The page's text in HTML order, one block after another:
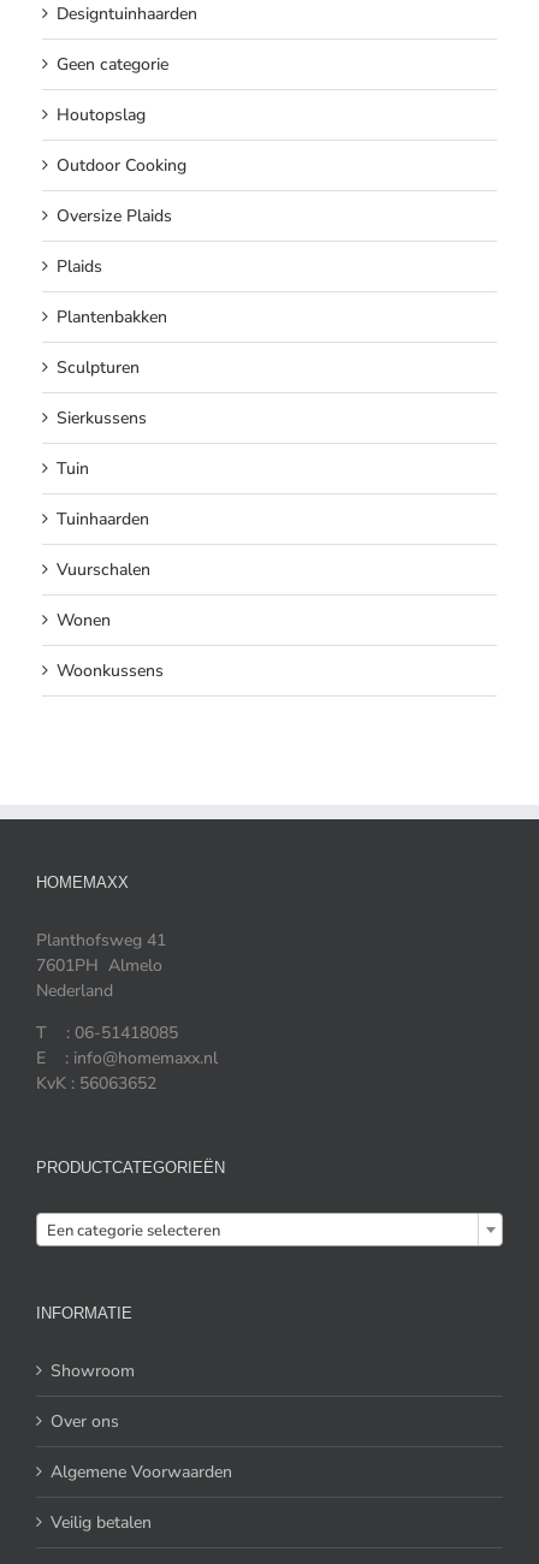
Designtuinhaarden
Geen categorie
Houtopslag
Outdoor Cooking
Oversize Plaids
Plaids
Plantenbakken
Sculpturen
Sierkussens
Tuin
Tuinhaarden
Vuurschalen
Wonen
Woonkussens
HOMEMAXX
Planthofsweg 41
7601PH Almelo
Nederland
T : 06-51418085
E : info@homemaxx.nl
KvK : 56063652
PRODUCTCATEGORIEËN
Een categorie selecteren
INFORMATIE
Showroom
Over ons
Algemene Voorwaarden
Veilig betalen